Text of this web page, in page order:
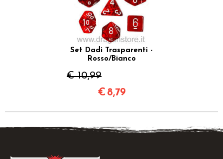
Set Dadi Trasparenti -
Rosso/Bianco
€ 10,99
€ 8,79